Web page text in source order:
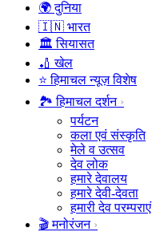
🌍 दुनिया
🇮🇳 भारत
🏛️ सियासत
🏏 खेल
⭐ हिमाचल न्यूज़ विशेष
🏞️ हिमाचल दर्शन
पर्यटन
कला एवं संस्कृति
मेले व उत्सव
देव लोक
हमारे देवालय
हमारे देवी-देवता
हमारी देव परम्पराएं
🎬 मनोरंजन